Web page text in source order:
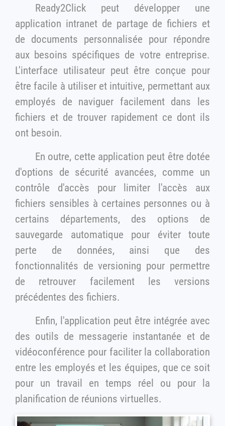
Ready2Click peut développer une
application intranet de partage de fichiers et
de documents personnalisée pour répondre
aux besoins spécifiques de votre entreprise.
L'interface utilisateur peut être conçue pour
être facile à utiliser et intuitive, permettant aux
employés de naviguer facilement dans les
fichiers et de trouver rapidement ce dont ils
ont besoin.
En outre, cette application peut être dotée
d'options de sécurité avancées, comme un
contrôle d'accès pour limiter l'accès aux
fichiers sensibles à certaines personnes ou à
certains départements, des options de
sauvegarde automatique pour éviter toute
perte de données, ainsi que des
fonctionnalités de versioning pour permettre
de retrouver facilement les versions
précédentes des fichiers.
Enfin, l'application peut être intégrée avec
des outils de messagerie instantanée et de
vidéoconférence pour faciliter la collaboration
entre les employés et les équipes, que ce soit
pour un travail en temps réel ou pour la
planification de réunions virtuelles.